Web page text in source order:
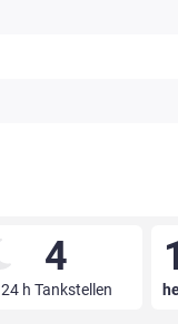
4
24 h Tankstellen